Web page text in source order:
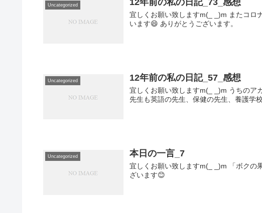
Uncategorized
宜しくお願い致しますm(_ _)m またコロ
います😄 ありがとうございます。
Uncategorized 12年前の私の日記_57_感想
宜しくお願い致しますm(_ _)m うちのア
先生も英語の先生、保健の先生、養護学
Uncategorized 本日の一言_7
宜しくお願い致しますm(_ _)m 「ボクの
ざいます😊